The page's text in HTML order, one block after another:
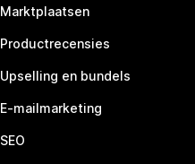
Marktplaatsen
Productrecensies
Upselling en bundels
E-mailmarketing
SEO